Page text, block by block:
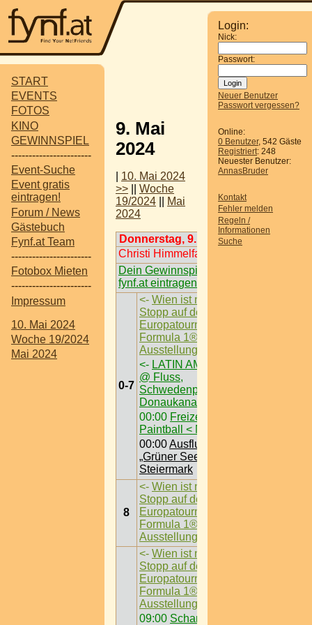
START
EVENTS
FOTOS
KINO
GEWINNSPIEL
-----------------------
Event-Suche
Event gratis
eintragen!
Forum / News
Gästebuch
Fynf.at Team
-----------------------
Fotobox Mieten
-----------------------
Impressum
10. Mai 2024
Woche 19/2024
Mai 2024
Login:
Nick:
Passwort:
Neuer Benutzer
Passwort vergessen?
Online:
0 Benutzer, 542 Gäste
Registriert: 248
Neuester Benutzer:
AnnasBruder
Kontakt
Fehler melden
Regeln /
Informationen
Suche
9. Mai
2024
10. Mai 2024
>>
Woche
19/2024
Mai
2024
Donnerstag, 9. Mai 2024
Christi Himmelfahrt
Dein Gewinnspiel auf
fynf.at eintragen
0-7
<- Wien ist nächster
Stopp auf der
Europatournee der
Formula 1®-
Ausstellung
<- LATIN AM FLUSS
@ Fluss,
Schwedenplatz am
Donaukanal
00:00 Freizeit /
Paintball < Nö >
00:00Ausflugsziel /
„Grüner See“ @
Steiermark
8
<- Wien ist nächster
Stopp auf der
Europatournee der
Formula 1®-
Ausstellung
<- Wien ist nächster
Stopp auf der
Europatournee der
Formula 1®-
Ausstellung
09:00 Schanigärten /